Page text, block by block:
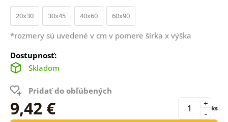
20x30 30x45 40x60 60x90
*rozmery sú uvedené v cm v pomere šírka x výška
Dostupnosť:
Skladom
Pridať do obľúbených
9,42 € -
+ ks